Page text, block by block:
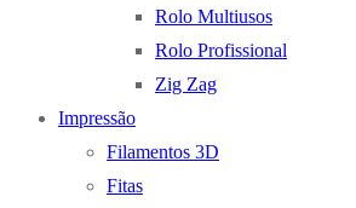
Rolo Multiusos
Rolo Profissional
Zig Zag
Impressão
Filamentos 3D
Fitas